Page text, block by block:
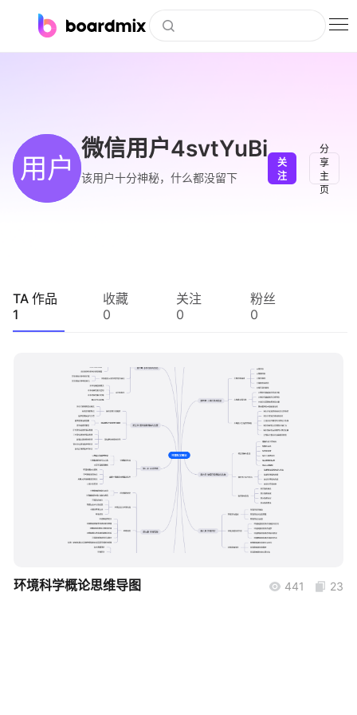
下载
会员
企业服务
知识分享社区
用户
微信用户4svtYuBi
该用户十分神秘，什么都没留下
关
注
分
享
主
页
TA 作品
1
收藏
0
关注
0
粉丝
0
boardmix
环境科学概论思维导图 441 23